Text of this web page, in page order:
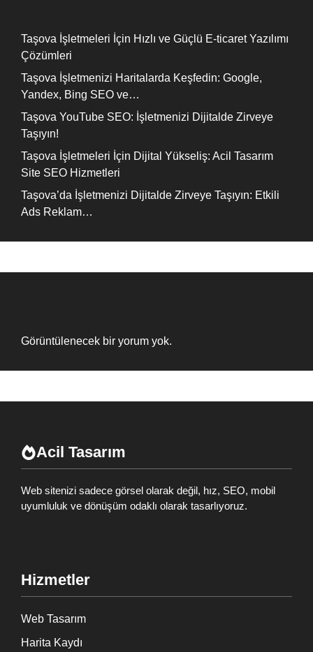
Taşova İşletmeleri İçin Hızlı ve Güçlü E-ticaret Yazılımı
Çözümleri
Taşova İşletmenizi Haritalarda Keşfedin: Google,
Yandex, Bing SEO ve…
Taşova YouTube SEO: İşletmenizi Dijitalde Zirveye
Taşıyın!
Taşova İşletmeleri İçin Dijital Yükseliş: Acil Tasarım
Site SEO Hizmetleri
Taşova’da İşletmenizi Dijitalde Zirveye Taşıyın: Etkili
Ads Reklam…
Görüntülenecek bir yorum yok.
Acil Tasarım
Web sitenizi sadece görsel olarak değil, hız, SEO, mobil
uyumluluk ve dönüşüm odaklı olarak tasarlıyoruz.
Hizmetler
Web Tasarım
Harita Kaydı